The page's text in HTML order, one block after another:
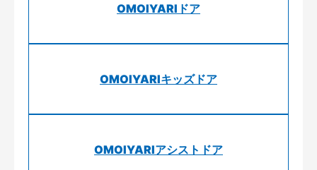
OMOIYARIドア
OMOIYARIキッズドア
OMOIYARIアシストドア